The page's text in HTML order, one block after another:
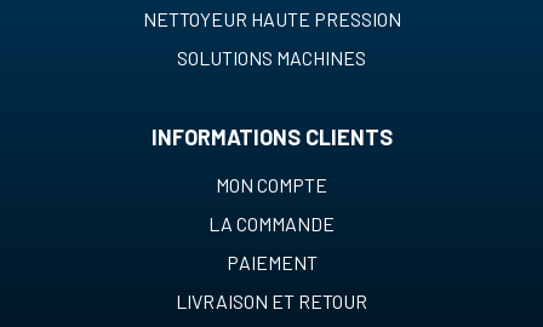
NETTOYEUR HAUTE PRESSION
SOLUTIONS MACHINES
INFORMATIONS CLIENTS
MON COMPTE
LA COMMANDE
PAIEMENT
LIVRAISON ET RETOUR